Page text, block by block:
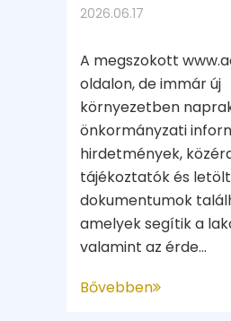
2026.06.17
A megszokott
oldalon, de immár új
környezetben
önkormányzati
hirdetmények,
tájékoztatók és
dokumentumok
amelyek segítik a
valamint az érde...
Bővebben